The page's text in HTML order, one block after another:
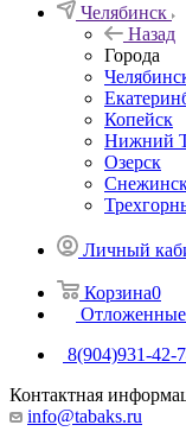
Челябинск
Назад
Города
Копейск
Нижний
Озерск
Личный
Корзина0
Отложенные
8(904)931-42-
Контактная
info@tabaks.ru